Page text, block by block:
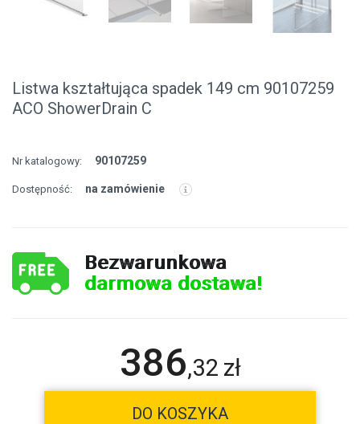
Listwa kształtująca spadek 149 cm 90107259
ACO ShowerDrain C
Nr katalogowy: 90107259
Dostępność: na zamówienie
Bezwarunkowa
darmowa dostawa!
386,32 zł
DO KOSZYKA